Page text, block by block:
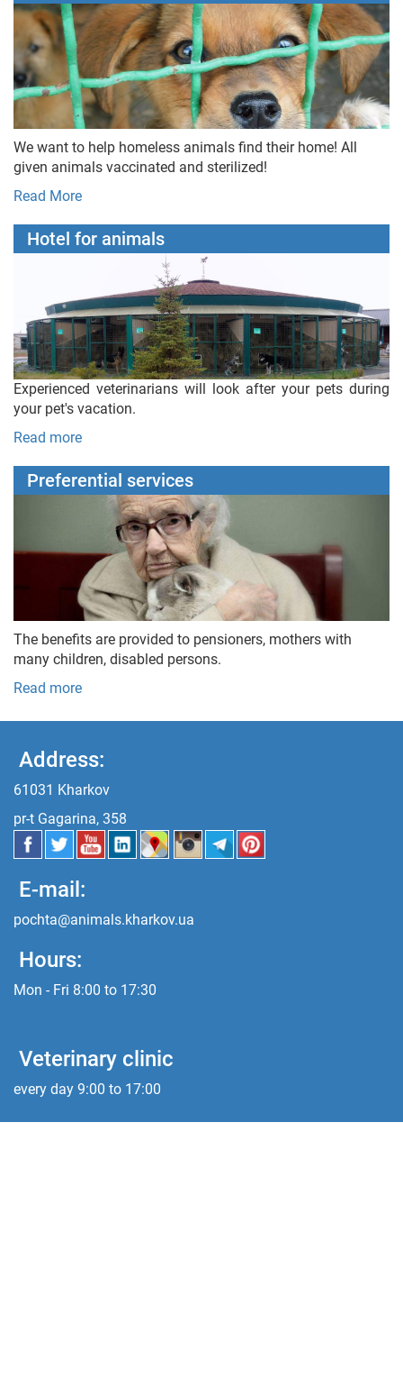
We want to help homeless animals find their home! All
given animals vaccinated and sterilized!
Read More
Hotel for animals
Experienced veterinarians will look after your pets during
your pet's vacation.
Read more
Preferential services
The benefits are provided to pensioners, mothers with
many children, disabled persons.
Read more
Address:
61031 Kharkov
pr-t Gagarina, 358
E-mail:
pochta@animals.kharkov.ua
Hours:
Mon - Fri 8:00 to 17:30
Veterinary clinic
every day 9:00 to 17:00